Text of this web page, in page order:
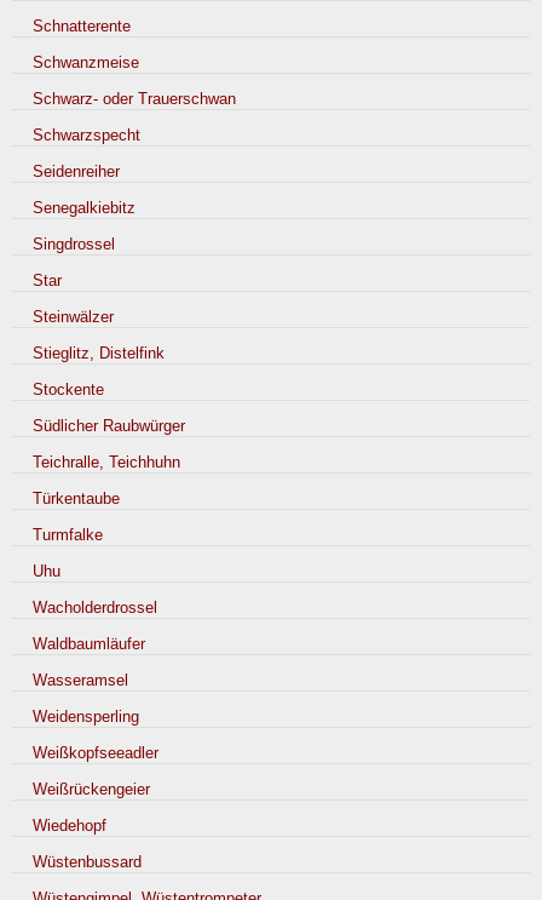
Schnatterente
Schwanzmeise
Schwarz- oder Trauerschwan
Schwarzspecht
Seidenreiher
Senegalkiebitz
Singdrossel
Star
Steinwälzer
Stieglitz, Distelfink
Stockente
Südlicher Raubwürger
Teichralle, Teichhuhn
Türkentaube
Turmfalke
Uhu
Wacholderdrossel
Waldbaumläufer
Wasseramsel
Weidensperling
Weißkopfseeadler
Weißrückengeier
Wiedehopf
Wüstenbussard